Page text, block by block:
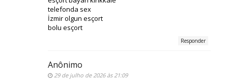
telefonda sex
İzmir olgun esçort
bolu esçort
Responder
Anônimo
29 de julho de 2026 às 21:09